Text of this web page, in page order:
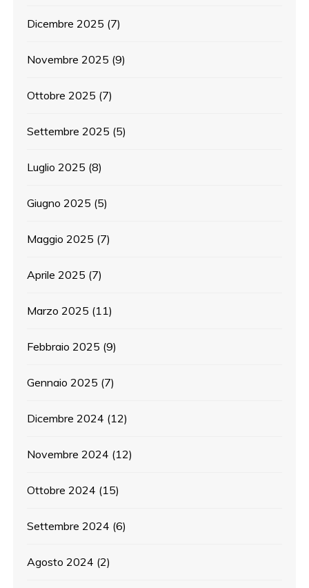
Dicembre 2025 (7)
Novembre 2025 (9)
Ottobre 2025 (7)
Settembre 2025 (5)
Luglio 2025 (8)
Giugno 2025 (5)
Maggio 2025 (7)
Aprile 2025 (7)
Marzo 2025 (11)
Febbraio 2025 (9)
Gennaio 2025 (7)
Dicembre 2024 (12)
Novembre 2024 (12)
Ottobre 2024 (15)
Settembre 2024 (6)
Agosto 2024 (2)